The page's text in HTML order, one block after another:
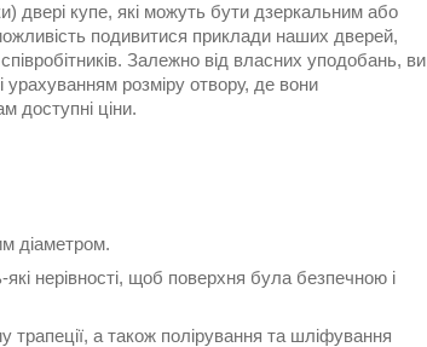
двері купе, які можуть бути дзеркальним або
подивитися приклади наших дверей,
Залежно від власних уподобань, ви
розміру отвору, де вони
доступні ціни.
діаметром.
нерівності, щоб поверхня була безпечною і
а також полірування та шліфування